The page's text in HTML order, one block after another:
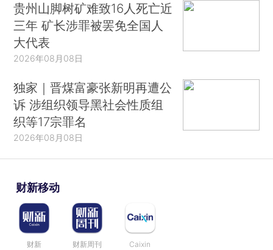
贵州山脚树矿难致16人死亡近
三年 矿长涉罪被罢免全国人
大代表
2026年08月08日
独家｜晋煤富豪张新明再遭公
诉 涉组织领导黑社会性质组
织等17宗罪名
2026年08月08日
财新移动
财新 财新周刊 Caixin